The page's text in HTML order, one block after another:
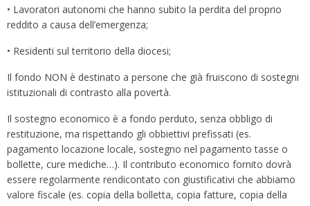
• Lavoratori autonomi che hanno subito la perdita del proprio
reddito a causa dell’emergenza;
• Residenti sul territorio della diocesi;
Il fondo NON è destinato a persone che già fruiscono di sostegni
istituzionali di contrasto alla povertà.
Il sostegno economico è a fondo perduto, senza obbligo di
restituzione, ma rispettando gli obbiettivi prefissati (es.
pagamento locazione locale, sostegno nel pagamento tasse o
bollette, cure mediche…). Il contributo economico fornito dovrà
essere regolarmente rendicontato con giustificativi che abbiamo
valore fiscale (es. copia della bolletta, copia fatture, copia della